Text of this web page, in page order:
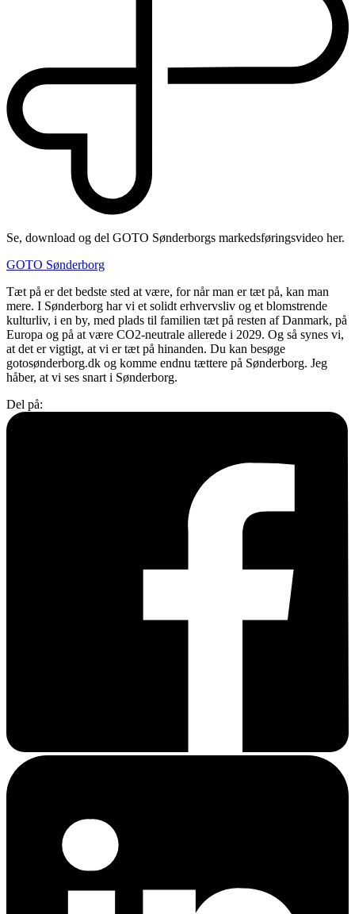
Se, download og del GOTO Sønderborgs markedsføringsvideo her.
GOTO Sønderborg
Tæt på er det bedste sted at være, for når man er tæt på, kan man
mere. I Sønderborg har vi et solidt erhvervsliv og et blomstrende
kulturliv, i en by, med plads til familien tæt på resten af Danmark, på
Europa og på at være CO2-neutrale allerede i 2029. Og så synes vi,
at det er vigtigt, at vi er tæt på hinanden. Du kan besøge
gotosønderborg.dk og komme endnu tættere på Sønderborg. Jeg
håber, at vi ses snart i Sønderborg.
Del på: